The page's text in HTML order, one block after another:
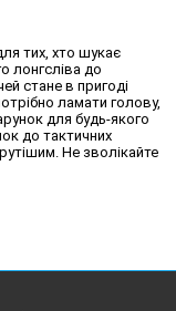
тих, хто шукає
лонгсліва до
стане в пригоді
ламати голову,
для будь-якого
до тактичних
Не зволікайте